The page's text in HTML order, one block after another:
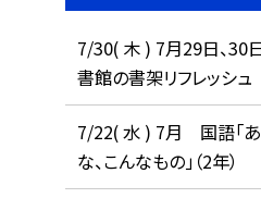
7/30( 木 ) 7月29日、
書館の書架リフレッシュ
7/22( 水 ) 7月 国語「あ
な、こんなもの」（2年）